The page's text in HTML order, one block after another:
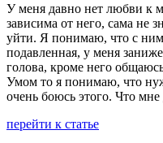
У меня давно нет любви к
зависима от него, сама не
уйти. Я понимаю, что с
подавленная, у меня
голова, кроме него
Умом то я понимаю, что
очень боюсь этого. Что мне
перейти к статье